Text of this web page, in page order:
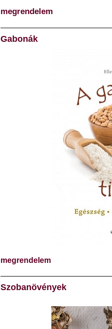
megrendelem
Gabonák
megrendelem
Szobanövények